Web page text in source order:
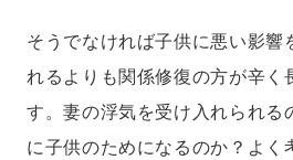
そうでなければ子供に悪い影響
れるよりも関係修復の方が辛く
す。妻の浮気を受け入れられる
に子供のためになるのか？よく